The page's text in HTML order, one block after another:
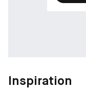
Inspiration